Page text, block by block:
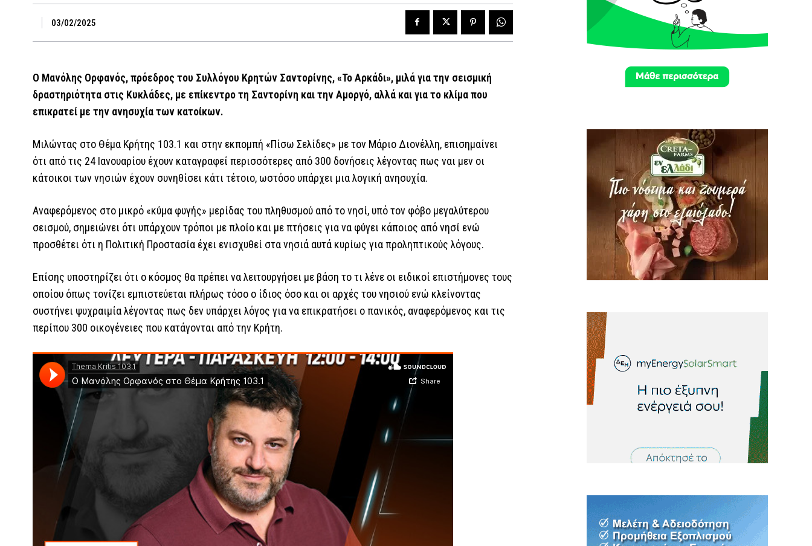
03/02/2025
Ο Μανόλης Ορφανός, πρόεδρος του Συλλόγου Κρητών Σαντορίνης, «Το Αρκάδι», μιλά για την σεισμική
δραστηριότητα στις Κυκλάδες, με επίκεντρο τη Σαντορίνη και την Αμοργό, αλλά και για το κλίμα που
επικρατεί με την ανησυχία των κατοίκων.
Μιλώντας στο Θέμα Κρήτης 103.1 και στην εκπομπή «Πίσω Σελίδες» με τον Μάριο Διονέλλη, επισημαίνει
ότι από τις 24 Ιανουαρίου έχουν καταγραφεί περισσότερες από 300 δονήσεις λέγοντας πως ναι μεν οι
κάτοικοι των νησιών έχουν συνηθίσει κάτι τέτοιο, ωστόσο υπάρχει μια λογική ανησυχία.
Αναφερόμενος στο μικρό «κύμα φυγής» μερίδας του πληθυσμού από το νησί, υπό τον φόβο μεγαλύτερου
σεισμού, σημειώνει ότι υπάρχουν τρόποι με πλοίο και με πτήσεις για να φύγει κάποιος από νησί ενώ
προσθέτει ότι η Πολιτική Προστασία έχει ενισχυθεί στα νησιά αυτά κυρίως για προληπτικούς λόγους.
Επίσης υποστηρίζει ότι ο κόσμος θα πρέπει να λειτουργήσει με βάση το τι λένε οι ειδικοί επιστήμονες τους
οποίου όπως τονίζει εμπιστεύεται πλήρως τόσο ο ίδιος όσο και οι αρχές του νησιού ενώ κλείνοντας
συστήνει ψυχραιμία λέγοντας πως δεν υπάρχει λόγος για να επικρατήσει ο πανικός, αναφερόμενος και τις
περίπου 300 οικογένειες που κατάγονται από την Κρήτη.